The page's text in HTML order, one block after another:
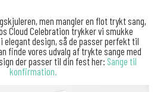
men mangler en flot trykt sang,
Cloud Celebration trykker vi smukke
design, så de passer perfekt til
finde vores udvalg af trykte sange med
der passer til din fest her: Sange til
konfirmation.